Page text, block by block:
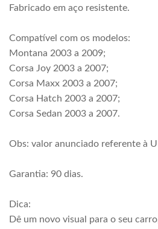
Fabricado em aço resistente.
Compatível com os modelos:
Montana 2003 a 2009;
Corsa Joy 2003 a 2007;
Corsa Maxx 2003 a 2007;
Corsa Hatch 2003 a 2007;
Corsa Sedan 2003 a 2007.
Obs: valor anunciado referente à
Garantia: 90 dias.
Dica:
Dê um novo visual para o seu